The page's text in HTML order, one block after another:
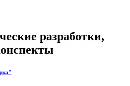
разработки,